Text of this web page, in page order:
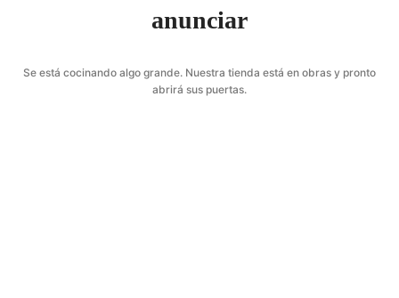
anunciar
Se está cocinando algo grande. Nuestra tienda está en obras y pronto
abrirá sus puertas.